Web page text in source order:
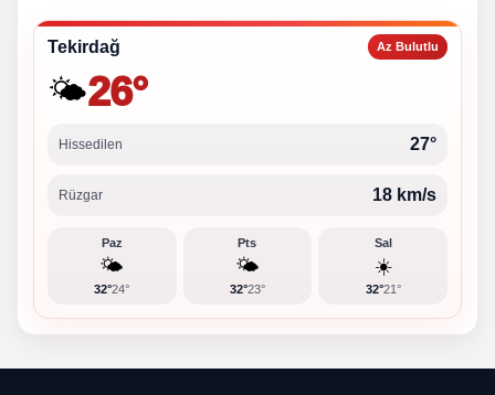
Tekirdağ Az Bulutlu
🌤️26°
Hissedilen 27°
Rüzgar 18 km/s
Paz
🌤️
32°24°
Pts
🌤️
32°23°
Sal
☀️
32°21°